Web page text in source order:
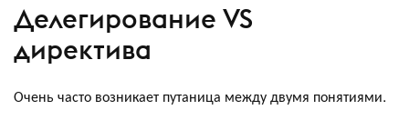
Делегирование VS
директива
Очень часто возникает путаница между двумя понятиями.